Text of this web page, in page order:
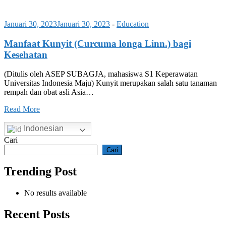
Januari 30, 2023Januari 30, 2023 - Education
Manfaat Kunyit (Curcuma longa Linn.) bagi
Kesehatan
(Ditulis oleh ASEP SUBAGJA, mahasiswa S1 Keperawatan
Universitas Indonesia Maju) Kunyit merupakan salah satu tanaman
rempah dan obat asli Asia…
Read More
Indonesian
Cari
Cari
Trending Post
No results available
Recent Posts